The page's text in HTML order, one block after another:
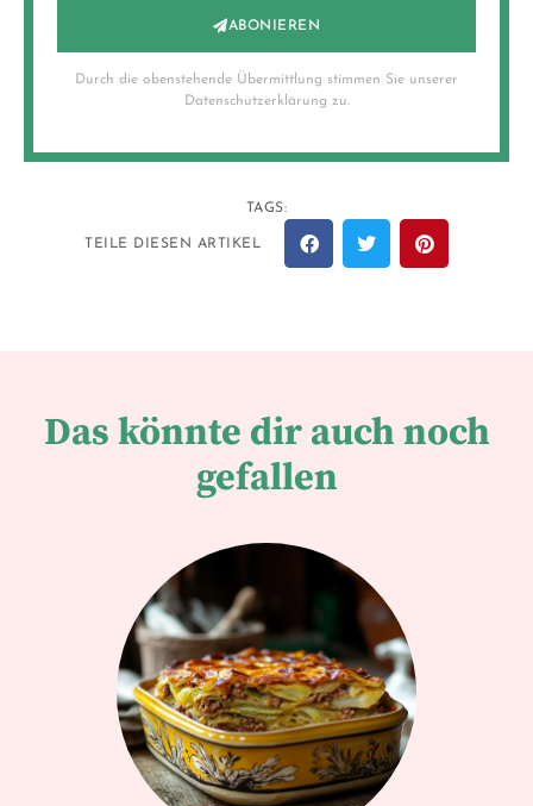
ABONIEREN
Durch die obenstehende Übermittlung stimmen Sie unserer
Datenschutzerklärung zu.
TAGS:
TEILE DIESEN ARTIKEL
Das könnte dir auch noch
gefallen